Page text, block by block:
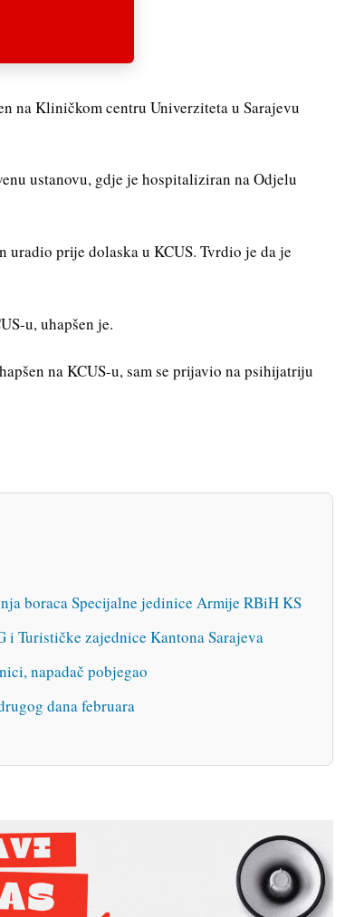
na Kliničkom centru Univerziteta u Sarajevu
ustanovu, gdje je hospitaliziran na Odjelu
prije dolaska u KCUS. Tvrdio je da je
u, uhapšen je.
na KCUS-u, sam se prijavio na psihijatriju
boraca Specijalne jedinice Armije RBiH KS
i Turističke zajednice Kantona Sarajeva
napadač pobjegao
dana februara